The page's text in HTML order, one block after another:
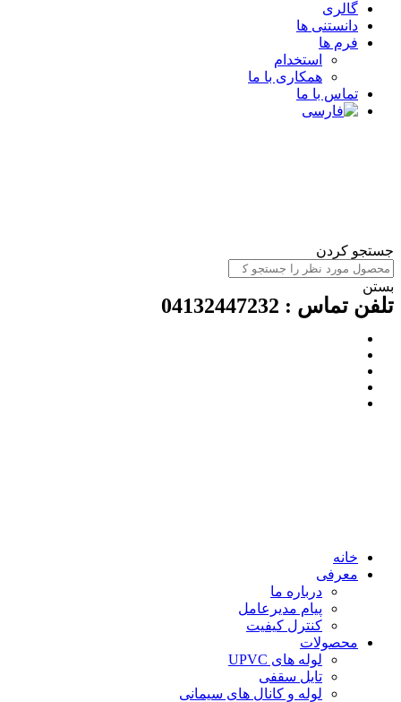
گالری
دانستنی ها
فرم ها
استخدام
همکاری با ما
تماس با ما
جستجو کردن
بستن
تلفن تماس : 04132447232
خانه
معرفی
درباره ما
پیام مدیرعامل
کنترل کیفیت
محصولات
لوله های UPVC
تایل سقفی
لوله و کانال های سیمانی